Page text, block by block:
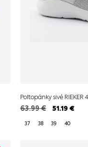
Poltopánky sivé RIEKER
63.99€ 51.19€
37 38 39 40